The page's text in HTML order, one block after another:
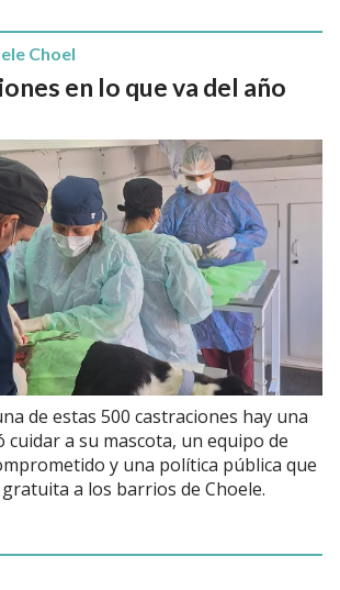
en lo que va del año
Choel
de estas 500 castraciones hay una
cuidar a su mascota, un equipo de
y una política pública que
a los barrios de Choele.